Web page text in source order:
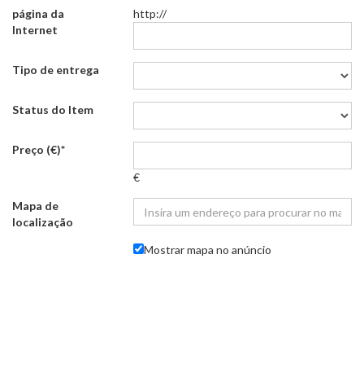
página da
Internet
http://
Tipo de entrega
Status do Item
Preço (€)*
€
Mapa de
localização
Mostrar mapa no anúncio